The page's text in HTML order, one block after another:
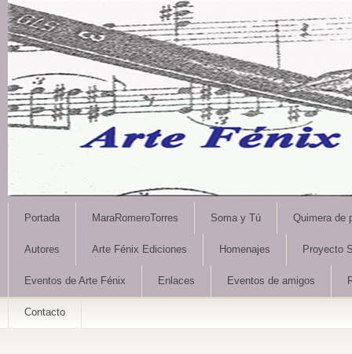
Portada MaraRomeroTorres Soma y Tú Quimera de
Autores Arte Fénix Ediciones Homenajes Proyecto
Eventos de Arte Fénix Enlaces Eventos de amigos
Contacto